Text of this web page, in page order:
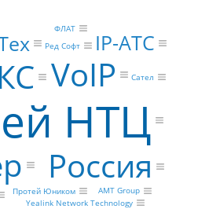
НТЦ
VoIP
Россия
IP-АТС
Yealink Network Technology
Протей Юником AMT Group
Ред Софт
Сател
ФЛАТ